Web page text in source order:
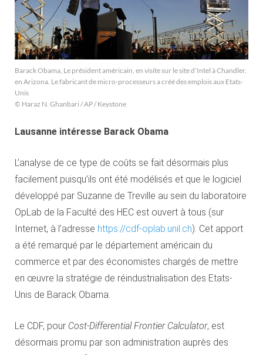
Barack Obama, Le président américain, en visite sur le site d’Intel à Chandler,
en Arizona. Le fabricant de micro-processeurs a créé des emplois aux Etats-
Unis
© Haraz N. Ghanbari / AP / Keystone
Lausanne intéresse Barack Obama
L’analyse de ce type de coûts se fait désormais plus
facilement puisqu’ils ont été modélisés et que le logiciel
développé par Suzanne de Treville au sein du laboratoire
OpLab de la Faculté des HEC est ouvert à tous (sur
Internet, à l’adresse https://cdf-oplab.unil.ch). Cet apport
a été remarqué par le département américain du
commerce et par des économistes chargés de mettre
en œuvre la stratégie de réindustrialisation des Etats-
Unis de Barack Obama.
Le CDF, pour Cost-Differential Frontier Calculator, est
désormais promu par son administration auprès des